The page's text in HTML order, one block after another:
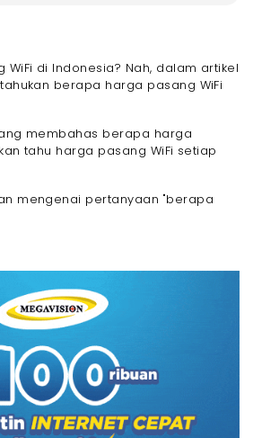
Kabel
Pasang WiFi Setiap Provider? Ini
WiFi Megavision
WiFi IndiHome
di Indonesia? Nah, dalam artikel
berapa harga pasang WiFi
membahas berapa harga
tahu harga pasang WiFi setiap
mengenai pertanyaan "berapa